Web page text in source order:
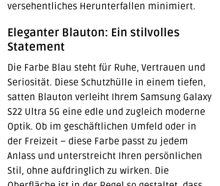
versehentliches Herunterfallen minimiert.
Eleganter Blauton: Ein stilvolles
Statement
Die Farbe Blau steht für Ruhe, Vertrauen und
Seriosität. Diese Schutzhülle in einem tiefen,
satten Blauton verleiht Ihrem Samsung Galaxy
S22 Ultra 5G eine edle und zugleich moderne
Optik. Ob im geschäftlichen Umfeld oder in
der Freizeit – diese Farbe passt zu jedem
Anlass und unterstreicht Ihren persönlichen
Stil, ohne aufdringlich zu wirken. Die